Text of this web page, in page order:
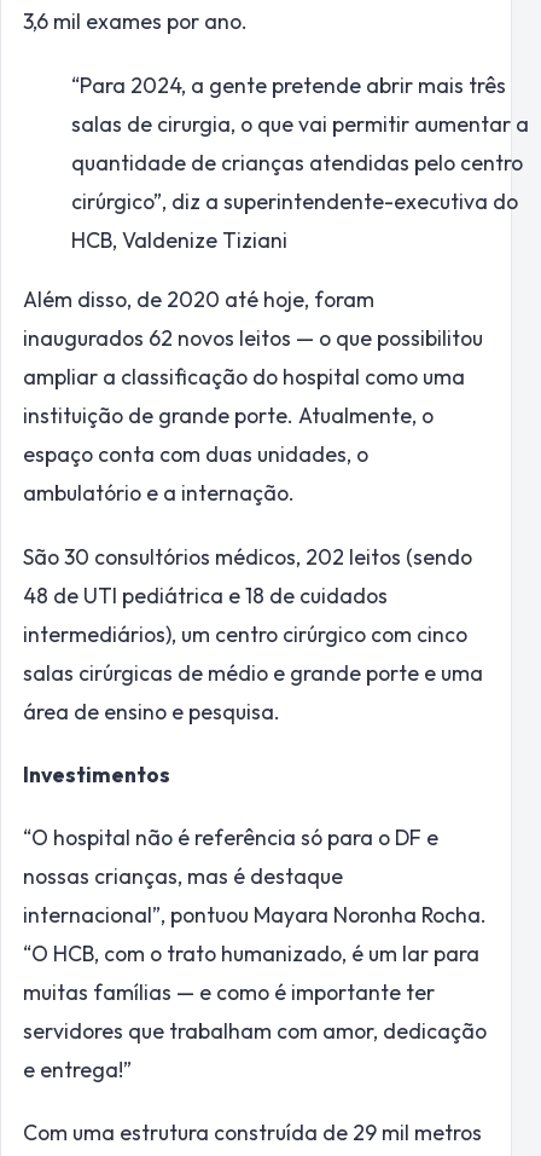
3,6 mil exames por ano.
“Para 2024, a gente pretende abrir mais três
salas de cirurgia, o que vai permitir aumentar a
quantidade de crianças atendidas pelo centro
cirúrgico”, diz a superintendente-executiva do
HCB, Valdenize Tiziani
Além disso, de 2020 até hoje, foram
inaugurados 62 novos leitos — o que possibilitou
ampliar a classificação do hospital como uma
instituição de grande porte. Atualmente, o
espaço conta com duas unidades, o
ambulatório e a internação.
São 30 consultórios médicos, 202 leitos (sendo
48 de UTI pediátrica e 18 de cuidados
intermediários), um centro cirúrgico com cinco
salas cirúrgicas de médio e grande porte e uma
área de ensino e pesquisa.
Investimentos
“O hospital não é referência só para o DF e
nossas crianças, mas é destaque
internacional”, pontuou Mayara Noronha Rocha.
“O HCB, com o trato humanizado, é um lar para
muitas famílias — e como é importante ter
servidores que trabalham com amor, dedicação
e entrega!”
Com uma estrutura construída de 29 mil metros